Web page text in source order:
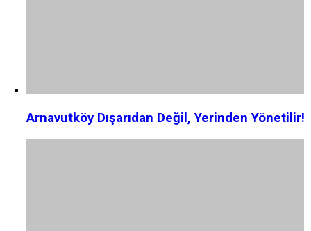
Arnavutköy Dışarıdan Değil, Yerinden Yönetilir!